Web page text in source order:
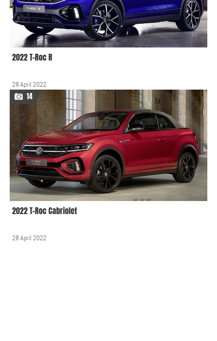
2022 T-Roc R
28 April 2022
14
2022 T-Roc Cabriolet
28 April 2022